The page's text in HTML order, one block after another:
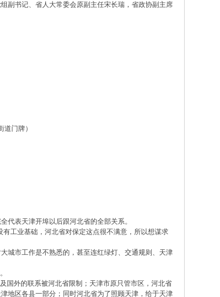
书记、省人大常委会原副主任宋长瑞，省政协副主席
门牌）
代表天津开埠以后跟河北省的全部关系。
工业基础，河北省对保定这点很不满意，所以想谋求
城市工作是不熟悉的，甚至连红绿灯、交通规则、天津
国外的联系被河北省限制；天津市原只管市区，河北省
地区各县一部分；同时河北省为了照顾天津，给于天津